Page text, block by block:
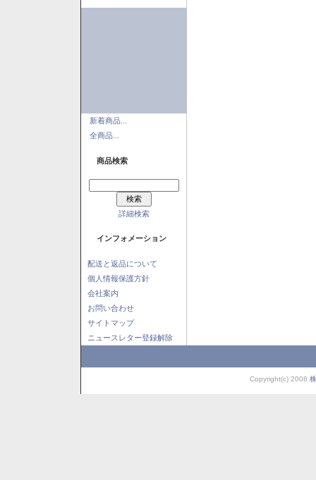
新着商品...
全商品...
商品検索
詳細検索
インフォメーション
配送と返品について
個人情報保護方針
会社案内
お問い合わせ
サイトマップ
ニュースレター登録解除
Copyright(c) 2008